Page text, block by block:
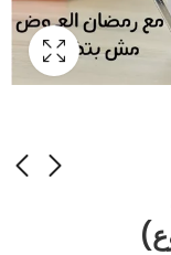
الخضار الحلزونية